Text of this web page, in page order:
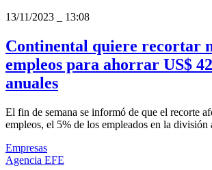
13/11/2023
13:08
Continental quiere recortar
empleos para ahorrar US$
anuales
El fin de semana se informó de que el recorte
empleos, el 5% de los empleados en la
Empresas
Agencia EFE